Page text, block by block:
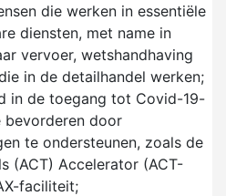
die werken in essentiële
diensten, met name in
vervoer, wetshandhaving
in de detailhandel werken;
in de toegang tot Covid-19-
bevorderen door
te ondersteunen, zoals de
(ACT) Accelerator (ACT-
faciliteit;